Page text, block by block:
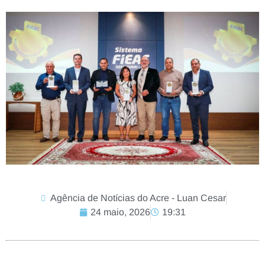
Agência de Notícias do Acre - Luan Cesar
24 maio, 2026
19:31